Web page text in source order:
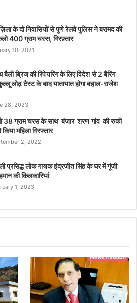
के दो निवासियों से पुणे रेलवे पुलिस ने बरामद की
400 ग्राम चरस, गिरफ़्तार
10, 2021
बैली ब्रिज की रिपेयरिंग के लिए विदेश से 2 बैरिंग
लोढ़ टैस्ट के बाद यातायात होगा बहाल-राजेश
28, 2023
38 ग्राम चरस के साथ बंजार शरण गांव की रुकी
किया महिला गिरफ्तार
2, 2022
प्रसिद्ध लोक गायक इंद्रजीत सिंह के घर में गूंजी
की किलकारियां
1, 2023